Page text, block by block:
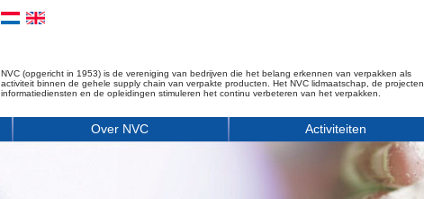
NVC (opgericht in 1953) is de vereniging van bedrijven die het belang erkennen van verpakken als
activiteit binnen de gehele supply chain van verpakte producten. Het NVC lidmaatschap, de projecten,
informatiediensten en de opleidingen stimuleren het continu verbeteren van het verpakken.
Over NVC Activiteiten